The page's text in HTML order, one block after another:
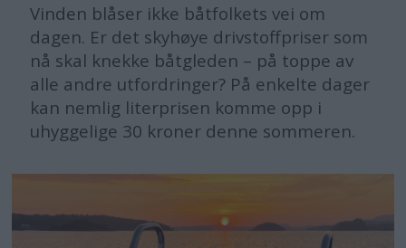
Vinden blåser ikke båtfolkets vei om
dagen. Er det skyhøye drivstoffpriser som
nå skal knekke båtgleden – på toppe av
alle andre utfordringer? På enkelte dager
kan nemlig literprisen komme opp i
uhyggelige 30 kroner denne sommeren.